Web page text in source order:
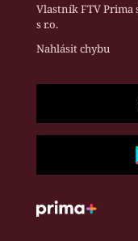
Vlastník FTV Prima
s r.o.
Nahlásit chybu